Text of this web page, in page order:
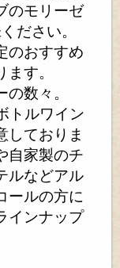
のモリーゼ
ださい。
のおすすめ
す。
数々。
トルワイン
しておりま
自家製のチ
ルなどアル
ールの方に
インナップ